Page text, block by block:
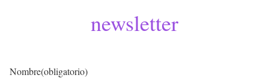
newsletter
Nombre(obligatorio)